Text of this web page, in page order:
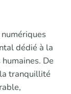
dédié à la
De
tranquillité